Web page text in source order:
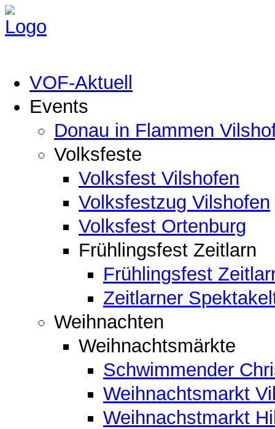
VOF-Aktuell
Events
Donau in Flammen
Volksfeste
Volksfest Vilshofen
Volksfestzug Vilshofen
Volksfest Ortenburg
Frühlingsfest Zeitlarn
Frühlingsfest
Zeitlarner
Weihnachten
Weihnachtsmärkte
Schwimmender
Weihnachtsmarkt
Weihnachstmarkt